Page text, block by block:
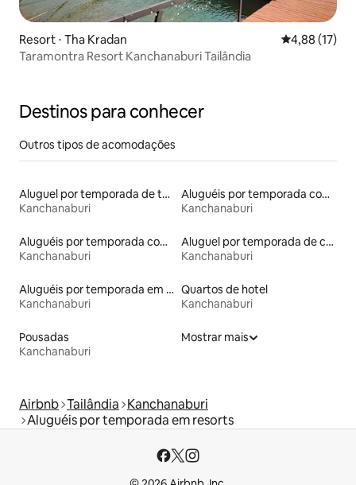
Resort ⋅ Tha Kradan 4,88 de uma
4,88 (17)
Taramontra Resort Kanchanaburi Tailândia
Destinos para conhecer
Outros tipos de acomodações
Aluguel por temporada de tendas
Kanchanaburi
Aluguéis por temporada com acesso ao lago
Kanchanaburi
Aluguéis por temporada com banheira de hidromassagem
Kanchanaburi
Aluguel por temporada de casas-barco
Kanchanaburi
Aluguéis por temporada em hotéis-fazenda
Kanchanaburi
Quartos de hotel
Kanchanaburi
Pousadas
Kanchanaburi
Mostrar mais
Airbnb Tailândia Kanchanaburi
Aluguéis por temporada em resorts